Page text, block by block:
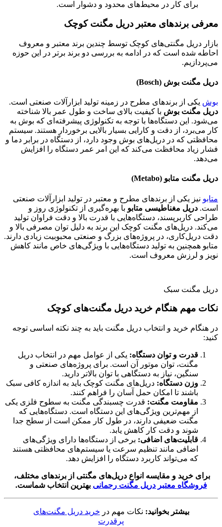
برای کار در محیط‌های محدود و دشوار است.
معرفی برندهای معتبر دریل مگنت کوچک
بازار دریل مگنتی‌های کوچک توسط چندین برند معتبر و معروف
احاطه شده است که در ادامه به بررسی دو برند برتر در این حوزه
می‌پردازیم.
دریل مگنت بوش (Bosch)
بوش یکی از برندهای مطرح در زمینه تولید ابزارآلات صنعتی است.
دریل مگنت بوش با کیفیت بالای ساخت و طول عمر بالا شناخته
می‌شود. این دستگاه‌ها با توجه به تکنولوژی پیشرفته‌ای که بوش به
کار می‌برد، از دقت و کارایی بسیار بالایی برخوردار هستند. سیستم
محافظتی که در دریل‌های بوش وجود دارد، از دستگاه در برابر دما و
فشار زیاد محافظت می‌کند که این امر عمر دستگاه را افزایش
می‌دهد.
دریل مگنت متابو (Metabo)
متابو نیز یکی از برندهای مطرح و معتبر در تولید ابزارآلات صنعتی
است. دریل مغناطیسی متابو با بهره‌گیری از تکنولوژی روز و
طراحی کاربرپسند، دستگاه‌هایی با قدرت بالا و دقت فراوان تولید
می‌کند. دریل‌های مگنت کوچک این برند به دلیل توان مصرفی بالا و
دقت دریل‌کاری، در پروژه‌های بزرگ و صنعتی محبوبیت زیادی دارند.
متابو همچنین به تولید دستگاه‌هایی با ویژگی‌های خاص مانند کاهش
نویز و لرزش معروف است.
دریل مگنت سبک
نکات مهم هنگام خرید دریل مگنت‌های کوچک
در هنگام خرید و انتخاب دریل مگنت باید به چند نکته اساسی توجه
کنید:
قدرت و توان دستگاه: یکی از عوامل مهم در انتخاب دریل
مگنت، توان موتور آن است. برای پروژه‌های صنعتی و
سنگین، نیاز به دستگاهی با توان بالاتر دارید.
وزن دستگاه: دریل‌های مگنت کوچک باید به اندازه کافی سبک
باشند تا امکان حمل آسان را فراهم کنند.
مقاومت مگنت: قدرت چسبندگی مگنت به سطوح فلزی یکی
از مهم‌ترین ویژگی‌های این دستگاه است. دستگاه‌هایی که
مگنت ضعیفی دارند، در طول کار ممکن است از سطح جدا
شوند و دقت کار کاهش یابد.
قابلیت‌های اضافی: برخی از دستگاه‌ها دارای ویژگی‌های
اضافی مانند تنظیم سرعت یا سیستم‌های محافظتی هستند
که می‌تواند کاربرد دستگاه را افزایش دهد.
برای خرید و مقایسه انواع دریل‌های مگنتی از برندهای مختلف،
فروشگاه معتبر دریل مگنت رحمانی بهترین انتخاب شماست.
بیشتر بخوانید: نکات مهم در خرید دریل مگنت‌های
پرقدرت